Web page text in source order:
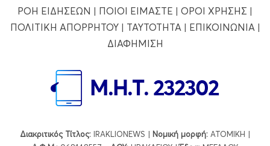
ΡΟΗ ΕΙΔΗΣΕΩΝ | ΠΟΙΟΙ ΕΙΜΑΣΤΕ | ΟΡΟΙ ΧΡΗΣΗΣ |
ΠΟΛΙΤΙΚΗ ΑΠΟΡΡΗΤΟΥ| ΤΑΥΤΟΤΗΤΑ | ΕΠΙΚΟΙΝΩΝΙΑ |
ΔΙΑΦΗΜΙΣΗ
Διακριτικός Τίτλος: IRAKLIONEWS | Νομική μορφή: ΑΤΟΜΙΚΗ |